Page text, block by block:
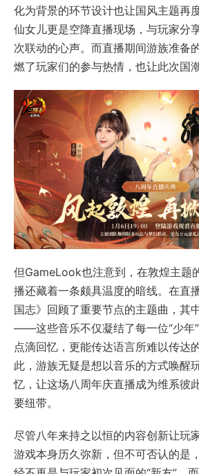
化为背景的环节设计也让国风主题再
仙女儿更是空降直播现场，与玩家分
次联动的心声。而直播期间游族准备
燃了玩家们的参与热情，也让此次国
但GameLook也注意到，在敦煌主题
播还藏着一条颇具温度的暗线。在直
国志》回顾了重要节点的主题曲，其
——这些音乐不仅凝结了每一位“少年
点滴回忆，更能传达语言所难以传达
此，游族无疑是想以音乐的方式唤醒
忆，让这场八周年庆直播成为维系彼
要纽带。
尽管八年来持之以恒的内容创新让玩
游戏本身历久弥新，但不可否认的是